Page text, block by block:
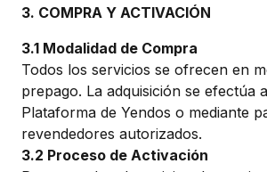
3. COMPRA Y ACTIVACIÓN
3.1 Modalidad de Compra
Todos los servicios se ofrecen en
prepago. La adquisición se efectúa
Plataforma de Yendos o mediante
revendedores autorizados.
3.2 Proceso de Activación